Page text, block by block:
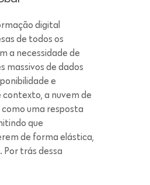
digital
de todos os
a necessidade de
massivos de dados
e
contexto, a nuvem de
como uma resposta
que
de forma elástica,
Por trás dessa